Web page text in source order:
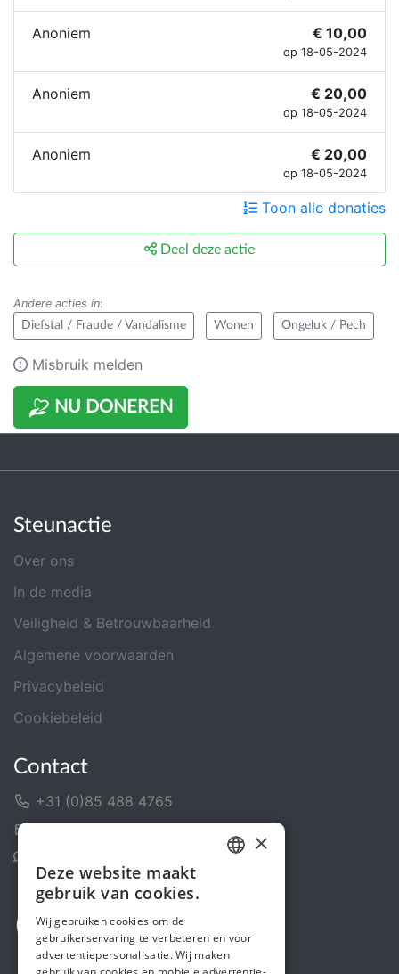
NU DONEREN
Anoniem € 10,00
op 18-05-2024
Anoniem € 20,00
op 18-05-2024
Anoniem € 20,00
op 18-05-2024
Toon alle donaties
Deel deze actie
Andere acties in:
Diefstal / Fraude / Vandalisme Wonen Ongeluk / Pech
Misbruik melden
Steunactie
Over ons
In de media
Veiligheid & Betrouwbaarheid
Algemene voorwaarden
Privacybeleid
Cookiebeleid
Contact
+31 (0)85 488 4765
ENGLISH
×
Deze website maakt
gebruik van cookies.
Wij gebruiken cookies om de
gebruikerservaring te verbeteren en voor
advertentiepersonalisatie. Wij maken